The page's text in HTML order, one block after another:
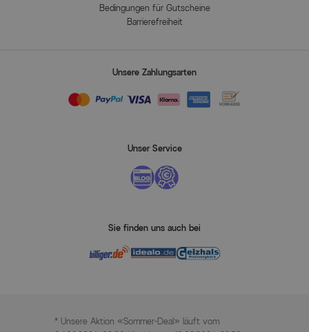
Bedingungen für Gutscheine
Barrierefreiheit
Unsere Zahlungsarten
Unser Service
Sie finden uns auch bei
* Unsere Aktion «Sommer-Deal» läuft vom